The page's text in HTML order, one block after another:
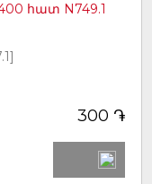
հատ N749.1
300 ֏